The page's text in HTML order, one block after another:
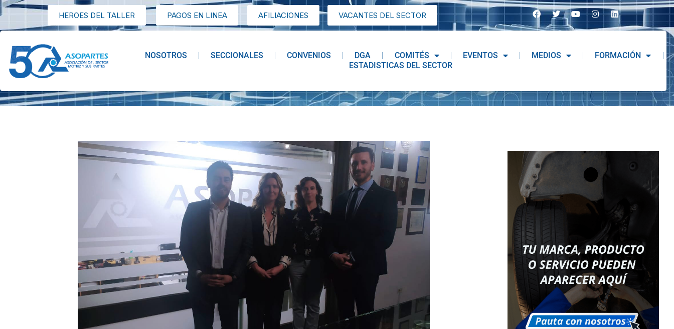
HEROES DEL TALLER PAGOS EN LINEA AFILIACIONES VACANTES DEL SECTOR
NOSOTROS SECCIONALES CONVENIOS DGA COMITÉS EVENTOS MEDIOS
FORMACIÓN
ESTADISTICAS DEL SECTOR